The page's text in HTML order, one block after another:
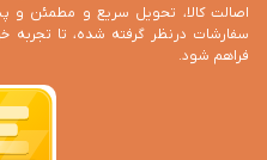
اصالت کالا، تحویل سریع و مطمئن و
سفارشات درنظر گرفته شده، تا تجربه
فراهم شود.